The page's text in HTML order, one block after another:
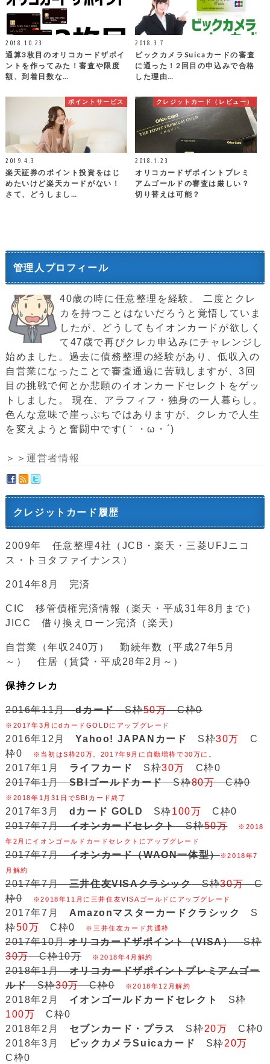
2018.10.23
通算3枚目のオリコカードザポイ
ントを作ってみた！審査や限度
額、到着日数な…
2018.3.7
ビックカメラSuicaカードの審査
に通った！2回目の申込みで合格
した理由…
ポイントサービス
2019.4.3
楽天証券のポイント投資をはじ
めたいけど楽天カードがない！
さて、どうしまし…
クレジットカード（レビュー）
2018.1.23
オリコカードザポイントプレミ
アムゴールドの審査は厳しい？
切り替えは可能？
管理人プロフィール
40歳の時に任意整理を経験。 二度とクレ
カを持つことはないだろうと覚悟していま
したが、どうしてもイオンカードが欲しく
て47歳で再びクレカ申込みにチャレンジし
始めました。過去に債務整理の経験があり、低収入の
自営業になったことで審査通過に苦戦しますが、3回
目の挑戦で何とか悲願のイオンカードセレクトをゲッ
トしました。 現在、アラフィフ・独身の一人暮らし。
色んな意味で崖っぷちではありますが、クレカで人生
を変えようと奮闘中です(｀・ω・´)ゞ
＞＞運営者情報
クレジットカード履歴
2009年 任意整理4社（JCB・楽天・三菱UFJニコ
ス・トヨタファイナンス）
2014年8月 完済
CIC 移管債権完済情報（楽天・平成31年8月まで）
JICC 借り換えローン完済（楽天）
自営業（年収240万） 勤続年数（平成27年5月
～） 住居（賃貸・平成28年2月～）
保持クレカ
2016年11月dカードS枠50万C枠0
※2017年3月にdカードGOLDにアップグレード
2016年12月Yahoo! JAPANカード S枠30万
C
枠0
※当初はS枠20万。2017年9月に自動増枠で30万に。
2017年1月 ライフカード S枠30万
C枠0
2017年1月SBIゴールドカードS枠80万C枠0
※2018年1月31日でSBIカード終了
2017年3月 dカード GOLD S枠100万 C枠0
2017年7月イオンカードセレクトS枠50万
※2018
年2月にイオンゴールドカードセレクトにアップグレード
2017年7月イオンカード（WAON一体型）※2018年7
月解約
2017年7月三井住友VISAクラシックS枠30万C
枠0
※2018年11月に三井住友VISAゴールドにアップグレード
2017年7月 Amazonマスターカードクラシック
S
枠50万 C枠0 ※三井住友カード共通枠
2017年10月オリコカードザポイント（VISA）S枠
30万C枠10万 ※2018年4月解約
2018年1月オリコカードザポイントプレミアムゴー
ルドS枠30万C枠0 ※2018年12月解約
2018年2月 イオンゴールドカードセレクト
S枠
100万 C枠0
2018年2月 セブンカード・プラス S枠20万 C枠0
2018年3月
ビックカメラSuicaカード S枠20万
C枠0